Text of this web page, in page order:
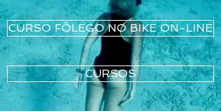
CURSO FÔLEGO NO BIKE ON-LINE
CURSOS